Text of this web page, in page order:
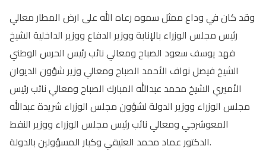
وقد كان في وداع ممثل سموه رعاه الله على ارض المطار معالي
رئيس مجلس الوزراء بالإنابة ووزير الدفاع ووزير الداخلية الشيخ
فهد يوسف سعود الصباح ومعالي نائب رئيس الحرس الوطني
الشيخ فيصل نواف الأحمد الصباح ومعالي وزير شؤون الديوان
الأميري الشيخ محمد عبدالله المبارك الصباح ومعالي نائب رئيس
مجلس الوزراء ووزير الدولة لشؤون مجلس الوزراء شريدة عبدالله
المعوشرجي ومعالي نائب رئيس مجلس الوزراء ووزير النفط
الدكتور عماد محمد العتيقي وكبار المسؤولين بالدولة.